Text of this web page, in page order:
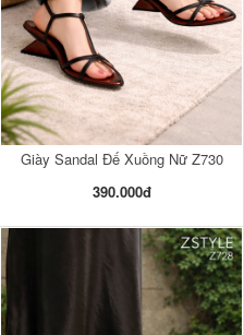
Giày Sandal Đế Xuồng Nữ Z730
390.000đ